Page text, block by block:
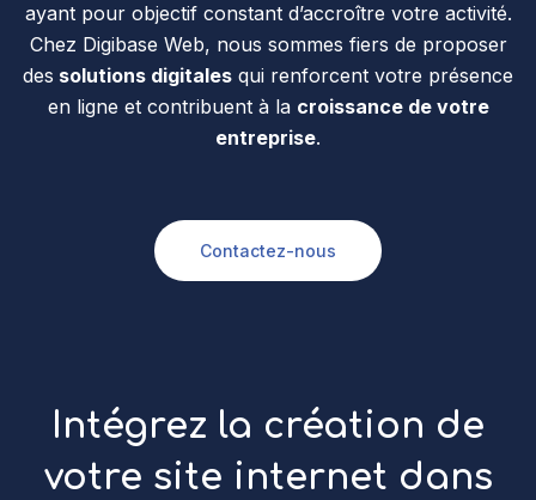
ayant pour objectif constant d’accroître votre activité.
Chez Digibase Web, nous sommes fiers de proposer
des solutions digitales qui renforcent votre présence
en ligne et contribuent à la croissance de votre
entreprise.
Contactez-nous
Intégrez la création de
votre site internet dans